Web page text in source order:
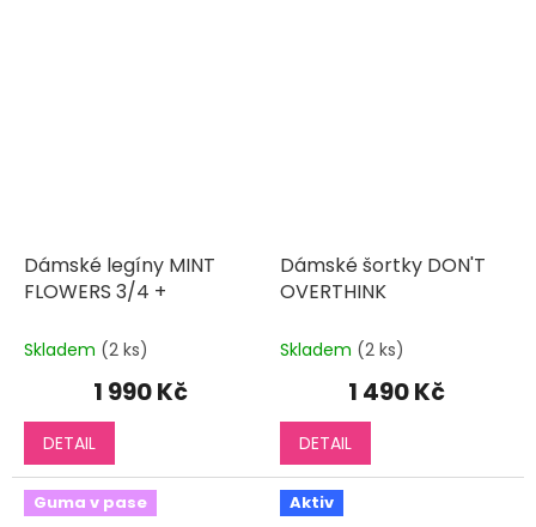
Dámské legíny MINT
FLOWERS 3/4 +
Skladem (2 ks)
1 990 Kč
DETAIL
Dámské šortky DON'T
OVERTHINK
Skladem (2 ks)
1 490 Kč
DETAIL
Guma v pase Aktiv